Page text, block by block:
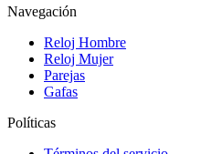
Navegación
Reloj Hombre
Reloj Mujer
Parejas
Gafas
Políticas